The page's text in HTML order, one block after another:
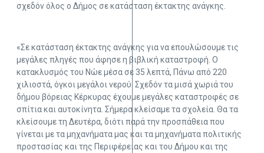
σχεδόν όλος ο Δήμος σε κατάσταση έκτακτης ανάγκης.
«Σε κατάσταση έκτακτης ανάγκης για να επουλώσουμε τις
μεγάλες πληγές που άφησε η βιβλική καταστροφή. Ο
κατακλυσμός του Νώε μέσα σε 35 λεπτά, Πάνω από 220
χιλιοστά, όγκοι μεγάλοι νερού. Σχεδόν τα μισά χωριά του
δήμου βόρειας Κέρκυρας έχουμε μεγάλες καταστροφές σε
σπίτια και αυτοκίνητα. Σήμερα κλείσαμε τα σχολεία. Θα τα
κλείσουμε τη Δευτέρα, διότι παρά την προσπάθεια που
γίνεται με τα μηχανήματα μας και τα μηχανήματα πολιτικής
προστασίας και της Περιφέρειας και του Δήμου και της